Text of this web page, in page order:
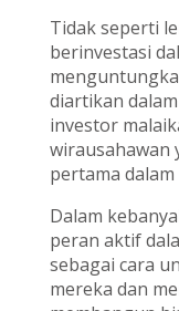
Tidak seperti
berinvestasi
diartikan
investor
wirausahawan
pertama dalam
Dalam
peran aktif
sebagai cara
mereka dan